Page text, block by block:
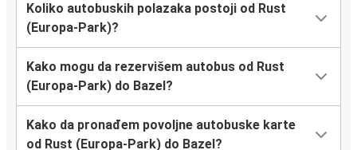
Koliko autobuskih polazaka postoji od Rust
(Europa-Park)?
Kako mogu da rezervišem autobus od Rust
(Europa-Park) do Bazel?
Kako da pronađem povoljne autobuske karte
od Rust (Europa-Park) do Bazel?